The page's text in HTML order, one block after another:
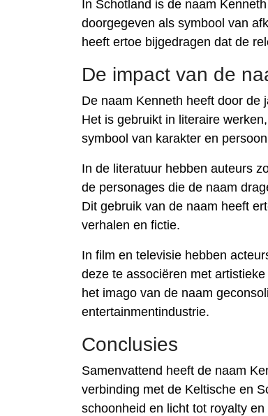
In Schotland is de naam
doorgegeven als symbool van
heeft ertoe bijgedragen dat de
De impact van de
De naam Kenneth heeft door de
Het is gebruikt in literaire
symbool van karakter en
In de literatuur hebben auteurs
de personages die de naam
Dit gebruik van de naam heeft
verhalen en fictie.
In film en televisie hebben
deze te associëren met
het imago van de naam
entertainmentindustrie.
Conclusies
Samenvattend heeft de naam
verbinding met de Keltische en
schoonheid en licht tot royalty